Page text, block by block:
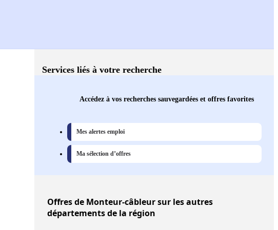
Services liés à votre recherche
Accédez à vos recherches sauvegardées et offres favorites
Mes alertes emploi
Ma sélection d’offres
Offresde Monteur-câbleur sur les autres
départements de la région